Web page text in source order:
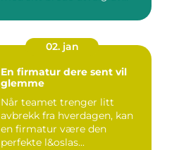
02. jan
En firmatur dere sent vil
glemme
Når teamet trenger litt
avbrekk fra hverdagen, kan
en firmatur være den
perfekte l&oslas...